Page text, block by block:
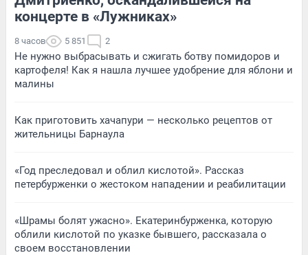
концерте в «Лужниках»
8 часов 5 851 2
Не нужно выбрасывать и сжигать ботву помидоров и
картофеля! Как я нашла лучшее удобрение для яблони и
малины
Как приготовить хачапури — несколько рецептов от
жительницы Барнаула
«Год преследовал и облил кислотой». Рассказ
петербурженки о жестоком нападении и реабилитации
«Шрамы болят ужасно». Екатеринбурженка, которую
облили кислотой по указке бывшего, рассказала о
своем восстановлении